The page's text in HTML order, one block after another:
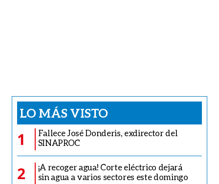
LO MÁS VISTO
1
Fallece José Donderis, exdirector del
SINAPROC
2
¡A recoger agua! Corte eléctrico dejará
sin agua a varios sectores este domingo